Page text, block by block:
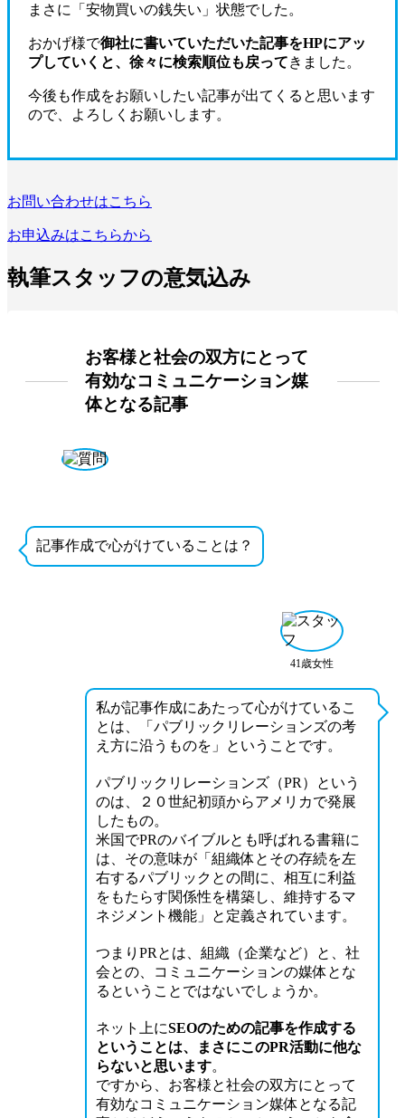
まさに「安物買いの銭失い」状態でした。
おかげ様で御社に書いていただいた記事をHPにアッ
プしていくと、徐々に検索順位も戻ってきました。
今後も作成をお願いしたい記事が出てくると思います
ので、よろしくお願いします。
お問い合わせはこちら
お申込みはこちらから
執筆スタッフの意気込み
お客様と社会の双方にとって
有効なコミュニケーション媒
体となる記事
記事作成で心がけていることは？
41歳女性
私が記事作成にあたって心がけているこ
とは、「パブリックリレーションズの考
え方に沿うものを」ということです。
パブリックリレーションズ（PR）という
のは、２０世紀初頭からアメリカで発展
したもの。
米国でPRのバイブルとも呼ばれる書籍に
は、その意味が「組織体とその存続を左
右するパブリックとの間に、相互に利益
をもたらす関係性を構築し、維持するマ
ネジメント機能」と定義されています。
つまりPRとは、組織（企業など）と、社
会との、コミュニケーションの媒体とな
るということではないでしょうか。
ネット上にSEOのための記事を作成する
ということは、まさにこのPR活動に他な
らないと思います。
ですから、お客様と社会の双方にとって
有効なコミュニケーション媒体となる記